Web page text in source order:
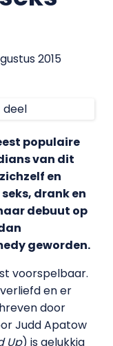
2015
deel
populaire
van dit
en
drank en
debuut op
geworden.
voorspelbaar.
en er
door
Judd Apatow
Up) is gelukkig